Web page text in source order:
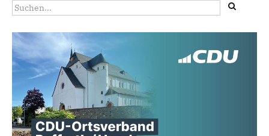
Suchformular
Suche